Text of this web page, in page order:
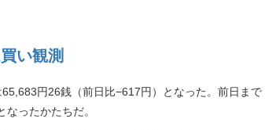
い観測
円26銭（前日比−617円）となった。前日まで
ったかたちだ。